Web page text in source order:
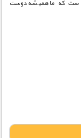
است که ما همیشه دوست